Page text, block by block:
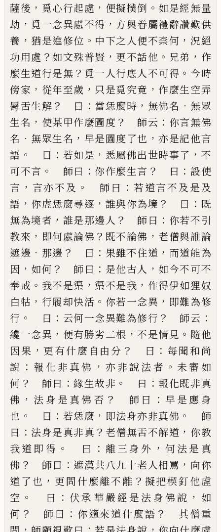
薩後 ， 覓心行起處 ， 便擬撲倒 。 如是經無量
劫 ， 覓一念異處不得 ， 方與眷屬禮辭讚歎供
養 ，猶是進修位 。 中下之人便不柰何 ，況絕
功用處 ？ 如文殊普賢 ， 更不話他 。 兄弟 ， 作
麼生道行是無 ？ 覓一人行底人不可得 。 今時
傍家 ， 從年至歲 ， 只是覓究竟 ， 作麼生空弄
脣舌生解 ？ 曰 ： 當恁麼時 ， 無佛名 ． 無眾
生名 ， 使某甲作麼圖度 ？ 師云 ： 你言無佛
名 ． 無眾生名 ， 早是圖度了也 ，亦是記他言
語 。 曰 ： 若如是 ， 悉屬佛出世時事了 ， 不
可不言 。 師曰 ： 你作麼生言 ？ 曰 ：設使
言 ， 言亦不及 。 師曰 ： 若道言不及是及
語 ， 你虗恁麼尋逐 ， 誰與你為境 ？ 曰 ： 既
無為境者 ， 誰是那邊人 ？ 師曰 ： 你若不引
教來 ， 即何處論佛 ？ 既不論佛 ， 老僧與誰論
遮邊 ． 那邊 ？ 曰 ： 果雖不住道 ， 而道能為
因 ， 如何 ？ 師曰 ： 是他古人 ， 如今不可不
奉戒 。 我不是渠 ， 渠不是我 ， 作得伊如狸奴
白牯 ， 行履却快活 。 你若一念異 ， 即難為修
行 。 曰 ： 云何一念異難為修行 ？ 師云 ：
纔一念異 ， 便有勝劣二根 ，不是情見 。 隨他
因果 ， 更有什麼自由分 ？ 曰 ： 每聞和尚
說 ： 報化非真佛 ， 亦非說法者 。 未審如
何 ？ 師曰 ： 緣生故非 。 曰 ： 報化既非真
佛 ， 法身是真佛否 ？ 師曰 ： 早是應身
也 。 曰 ： 若恁麼 ， 即法身亦非真佛 。
師
曰 ： 法身是真非真 ？ 老僧無舌不解道 ， 你教
我道即得 。 曰 ： 離三身外 ， 何法是真
佛 ？ 師曰 ： 遮漢共八九十老人相罵 ， 向你
道了也 ， 更問什麼離不離 ？ 擬把楔釘他虗
空 。 曰 ： 伏承華嚴經是法身佛說 ， 如
何 ？ 師曰 ： 你適來道什麼語 ？
其僧重